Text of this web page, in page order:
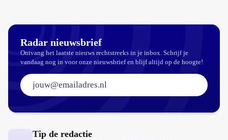
Radar nieuwsbrief
Ontvang het laatste nieuws rechtstreeks in je inbox. Schrijf je
vandaag nog in voor onze nieuwsbrief en blijf altijd op de hoogte!
E-mailadres:
Tip de redactie